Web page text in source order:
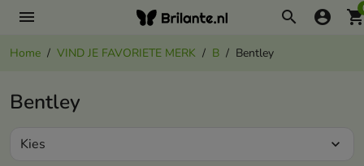
menu search account_circle
Home VIND JE FAVORIETE MERK B Bentley
Bentley
Kies expand_more